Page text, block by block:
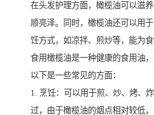
在头发护理方面，橄榄油可以滋
顺亮泽。同时，橄榄油还可以用
饪方式，如凉拌、煎炒等，能为食
食用橄榄油是一种健康的食用油，
以下是一些常见的方面：
1. 烹饪：可以用于煎、炒、烤、
过，由于橄榄油的烟点相对较低